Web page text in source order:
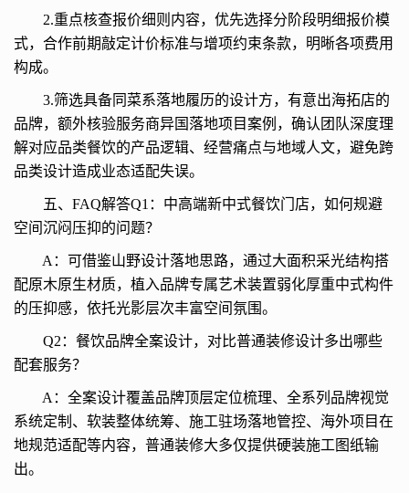
2.重点核查报价细则内容，优先选择分阶段明细报价模
式，合作前期敲定计价标准与增项约束条款，明晰各项费用
构成。
3.筛选具备同菜系落地履历的设计方，有意出海拓店的
品牌，额外核验服务商异国落地项目案例，确认团队深度理
解对应品类餐饮的产品逻辑、经营痛点与地域人文，避免跨
品类设计造成业态适配失误。
五、FAQ解答Q1：中高端新中式餐饮门店，如何规避
空间沉闷压抑的问题？
A：可借鉴山野设计落地思路，通过大面积采光结构搭
配原木原生材质，植入品牌专属艺术装置弱化厚重中式构件
的压抑感，依托光影层次丰富空间氛围。
Q2：餐饮品牌全案设计，对比普通装修设计多出哪些
配套服务？
A：全案设计覆盖品牌顶层定位梳理、全系列品牌视觉
系统定制、软装整体统筹、施工驻场落地管控、海外项目在
地规范适配等内容，普通装修大多仅提供硬装施工图纸输
出。